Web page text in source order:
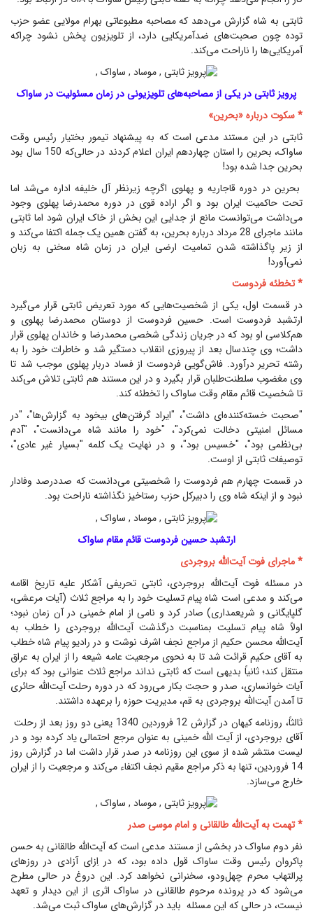
ثابتی به شاه گزارش می‌دهد که مصاحبه مطبوعاتی بهرام مولایی عضو حزب
توده چون صحبت‌های ضدآمریکایی دارد، از تلویزیون پخش نشود چراکه
آمریکایی‌ها را ناراحت می‌کند.
پرویز ثابتی در یکی از مصاحبه‌های تلویزیونی در زمان مسئولیت در ساواک
* سکوت درباره «بحرین»
ثابتی در این مستند مدعی است که به پیشنهاد تیمور بختیار رئیس وقت
ساواک، بحرین را استان چهاردهم ایران اعلام کردند در حالی‌که 150 سال بود
بحرین جدا شده بود!
بحرین در دوره قاجاریه و پهلوی اگرچه زیرنظر آل خلیفه اداره می‌شد اما
تحت حاکمیت ایران بود و اگر اراده قوی در دوره محمدرضا پهلوی وجود
می‌داشت می‌توانست مانع از جدایی این بخش از خاک ایران شود اما ثابتی
مانند ماجرای 28 مرداد درباره بحرین، به گفتن همین یک جمله اکتفا می‌کند و
از زیر پاگذاشته شدن تمامیت ارضی ایران در زمان شاه سخنی به زبان
نمی‌آورد!
* تخطئه فردوست
در قسمت اول، یکی از شخصیت‌هایی که مورد تعریض ثابتی قرار می‌گیرد
ارتشبد فردوست است. حسین فردوست از دوستان محمدرضا پهلوی و
هم‌کلاسی او بود که در جریان زندگی شخصی محمدرضا و خاندان پهلوی قرار
داشت؛ وی چندسال بعد از پیروزی انقلاب دستگیر شد و خاطرات خود را به
رشته تحریر درآورد. فاش‌گویی فردوست از فساد دربار پهلوی موجب شد تا
وی مغضوب سلطنت‌طلبان قرار بگیرد و در این مستند هم ثابتی تلاش می‌کند
تا شخصیت قائم مقام وقت ساواک را تخطئه کند.
"صحبت خسته‌کننده‌ای داشت"، "ایراد گرفتن‌های بیخود به گزارش‌ها"، "در
مسائل امنیتی دخالت نمی‌کرد"، "خود را مانند شاه می‌دانست"، "آدم
بی‌نظمی بود"، "خسیس بود"، و در نهایت یک کلمه "بسیار غیر عادی"،
توصیفات ثابتی از اوست.
در قسمت چهارم هم فردوست را شخصیتی می‌دانست که صددرصد وفادار
نبود و از اینکه شاه وی را دبیرکل حزب رستاخیز نگذاشته ناراحت بود.
ارتشبد حسین فردوست قائم مقام ساواک
* ماجرای فوت آیت‌الله بروجردی
در مسئله فوت آیت‌الله بروجردی، ثابتی تحریفی آشکار علیه تاریخ اقامه
می‌کند و مدعی است شاه پیام تسلیت خود را به مراجع ثلاث (آیات مرعشی،
گلپایگانی و شریعمداری) صادر کرد و نامی از امام خمینی در آن زمان نبود؛
اولاً شاه پیام تسلیت بمناسبت درگذشت آیت‌الله بروجردی را خطاب به
آیت‌الله محسن حکیم از مراجع نجف اشرف نوشت و در رادیو پیام شاه خطاب
به آقای حکیم قرائت شد تا به نحوی مرجعیت عامه شیعه را از ایران به عراق
منتقل کند؛ ثانیاً بدیهی است که ثابتی نداند مراجع ثلاث عنوانی بود که برای
آیات خوانساری، صدر و حجت بکار می‌رود که در دوره رحلت آیت‌الله حائری
تا آمدن آیت‌الله بروجردی به قم، مدیریت حوزه را برعهده داشتند.
ثالثاً، روزنامه کیهان در گزارش 12 فروردین 1340 یعنی دو روز بعد از رحلت
آقای بروجردی، از آیت الله خمینی به عنوان مرجع احتمالی یاد کرده بود و در
لیست منتشر شده از سوی این روزنامه در صدر قرار داشت اما در گزارش روز
14 فروردین، تنها به ذکر مراجع مقیم نجف اکتفاء می‌کند و مرجعیت را از ایران
خارج می‌سازد.
* تهمت به آیت‌الله طالقانی و امام موسی صدر
نفر دوم ساواک در بخشی از مستند مدعی است که آیت‌الله‌ طالقانی به حسن
پاکروان رئیس وقت ساواک قول داده بود، که در اِزای آزادی در روزهای
پرالتهاب محرم چهل‌ودو، سخنرانی نخواهد کرد. این دروغ در حالی مطرح
می‌شود که در پرونده مرحوم طالقانی در ساواک اثری از این دیدار و تعهد
نیست، در حالی که این مسئله باید در گزارش‌های ساواک ثبت می‌شد.